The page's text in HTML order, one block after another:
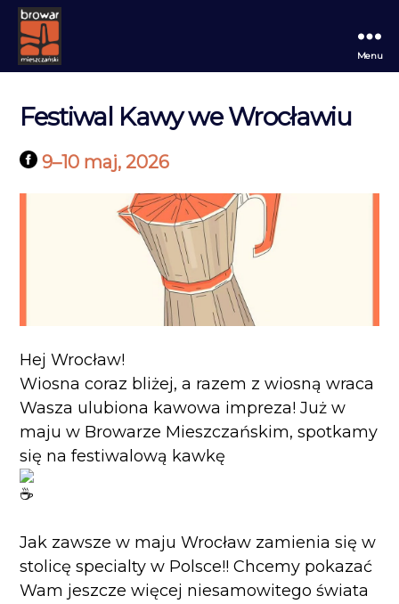
Browar
Menu
Festiwal Kawy we Wrocławiu
9–10 maj, 2026
Hej Wrocław!
Wiosna coraz bliżej, a razem z wiosną wraca
Wasza ulubiona kawowa impreza! Już w
maju w Browarze Mieszczańskim, spotkamy
się na festiwalową kawkę
Jak zawsze w maju Wrocław zamienia się w
stolicę specialty w Polsce!! Chcemy pokazać
Wam jeszcze więcej niesamowitego świata